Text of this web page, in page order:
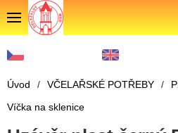
Úvod / VČELAŘSKÉ POTŘEBY /
Víčka na sklenice